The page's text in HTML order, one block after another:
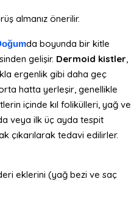
almanız önerilir.
da boyunda bir kitle
gelişir. Dermoid kistler,
ergenlik gibi daha geç
hatta yerleşir, genellikle
içinde kıl folikülleri, yağ ve
veya ilk üç ayda tespit
çıkarılarak tedavi edilirler.
eklerini (yağ bezi ve saç